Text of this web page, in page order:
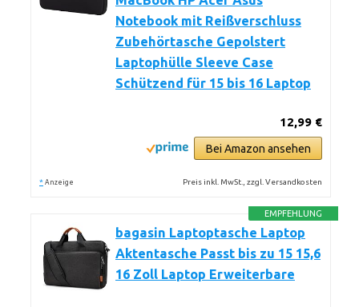
Notebook mit Reißverschluss
Zubehörtasche Gepolstert
Laptophülle Sleeve Case
Schützend für 15 bis 16 Laptop
12,99 €
Bei Amazon ansehen
* Anzeige Preis inkl. MwSt., zzgl. Versandkosten
EMPFEHLUNG
bagasin Laptoptasche Laptop
Aktentasche Passt bis zu 15 15,6
16 Zoll Laptop Erweiterbare